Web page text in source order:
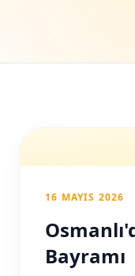
16 MAYIS 2026
Bayramı